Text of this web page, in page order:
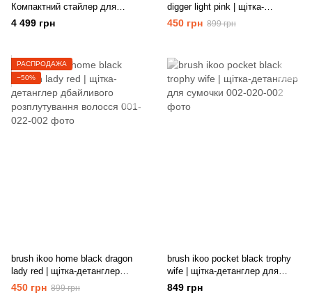
Компактний стайлер для
випрямлення волосся "Дівчина
у великому місті"
4 499 грн
digger light pink | щітка-
детанглер для дбайливого
розплутування волосся
450 грн 899 грн
РАСПРОДАЖА
−50%
brush ikoo home black dragon
lady red | щітка-детанглер
дбайливого розплутування
волосся
450 грн 899 грн
brush ikoo pocket black trophy
wife | щітка-детанглер для
сумочки
849 грн